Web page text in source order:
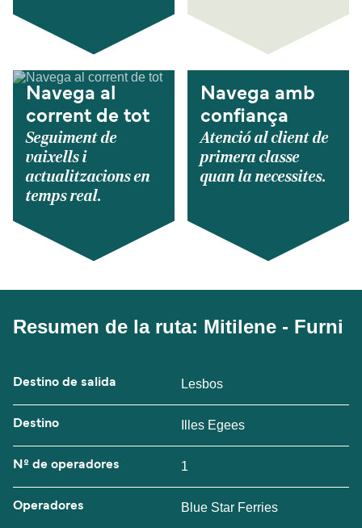
Navega al
corrent de tot
Seguiment de
vaixells i
actualitzacions en
temps real.
Navega amb
confiança
Atenció al client de
primera classe
quan la necessites.
Resumen de la ruta: Mitilene - Furni
Destino de salida Lesbos
Destino Illes Egees
Nº de operadores 1
Operadores Blue Star Ferries